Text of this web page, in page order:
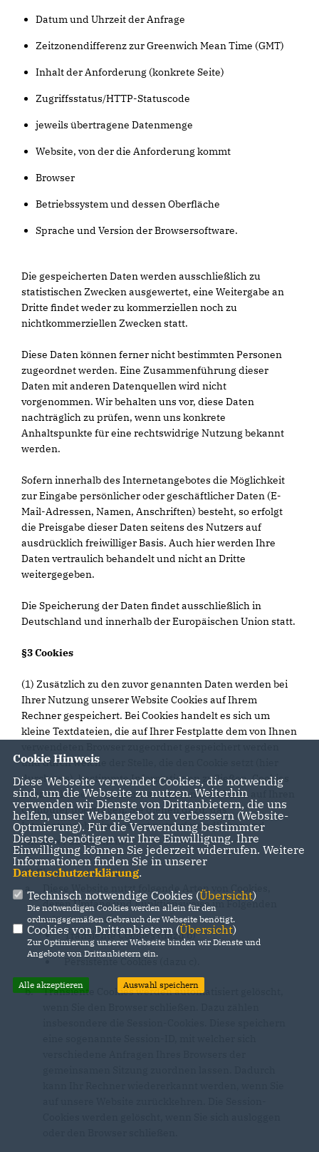
Datum und Uhrzeit der Anfrage
Zeitzonendifferenz zur Greenwich Mean Time (GMT)
Inhalt der Anforderung (konkrete Seite)
Zugriffsstatus/HTTP-Statuscode
jeweils übertragene Datenmenge
Website, von der die Anforderung kommt
Browser
Betriebssystem und dessen Oberfläche
Sprache und Version der Browsersoftware.
Die gespeicherten Daten werden ausschließlich zu
statistischen Zwecken ausgewertet, eine Weitergabe an
Dritte findet weder zu kommerziellen noch zu
nichtkommerziellen Zwecken statt.
Diese Daten können ferner nicht bestimmten Personen
zugeordnet werden. Eine Zusammenführung dieser
Daten mit anderen Datenquellen wird nicht
vorgenommen. Wir behalten uns vor, diese Daten
nachträglich zu prüfen, wenn uns konkrete
Anhaltspunkte für eine rechtswidrige Nutzung bekannt
werden.
Sofern innerhalb des Internetangebotes die Möglichkeit
zur Eingabe persönlicher oder geschäftlicher Daten (E-
Mail-Adressen, Namen, Anschriften) besteht, so erfolgt
die Preisgabe dieser Daten seitens des Nutzers auf
ausdrücklich freiwilliger Basis. Auch hier werden Ihre
Daten vertraulich behandelt und nicht an Dritte
weitergegeben.
Die Speicherung der Daten findet ausschließlich in
Deutschland und innerhalb der Europäischen Union statt.
§3 Cookies
(1) Zusätzlich zu den zuvor genannten Daten werden bei
Ihrer Nutzung unserer Website Cookies auf Ihrem
Rechner gespeichert. Bei Cookies handelt es sich um
kleine Textdateien, die auf Ihrer Festplatte dem von Ihnen
und durch welche der Stelle, die den Cookie setzt (hier
durch uns), bestimmte Informationen zufließen. Cookies
können keine Programme ausführen oder Viren auf Ihren
Computer übertragen. Sie dienen dazu, das
Internetangebot insgesamt nutzerfreundlicher und
effektiver zu machen.
(2) Einsatz von Cookies:
Diese Website nutzt folgende Arten von Cookies,
deren Umfang und Funktionsweise im Folgenden
erläutert werden:
Transiente Cookies (dazu b)
Transiente Cookies werden automatisiert gelöscht,
Cookie Hinweis
Diese Webseite verwendet Cookies, die notwendig
sind, um die Webseite zu nutzen. Weiterhin
verwenden wir Dienste von Drittanbietern, die uns
helfen, unser Webangebot zu verbessern (Website-
Optmierung). Für die Verwendung bestimmter
Dienste, benötigen wir Ihre Einwilligung. Ihre
Einwilligung können Sie jederzeit widerrufen. Weitere
Informationen finden Sie in unserer
Datenschutzerklärung.
Technisch notwendige Cookies (Übersicht)
Die notwendigen Cookies werden allein für den
ordnungsgemäßen Gebrauch der Webseite benötigt.
Cookies von Drittanbietern (Übersicht)
Zur Optimierung unserer Webseite binden wir Dienste und
Angebote von Drittanbietern ein.
Alle akzeptieren Auswahl speichern